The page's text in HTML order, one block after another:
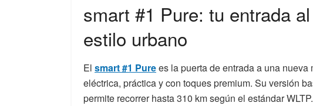
smart #1 Pure: tu entrada
estilo urbano
El smart #1 Purees la puerta de entrada a una
eléctrica, práctica y con toques premium. Su versión
permite recorrer hasta 310 km según el estándar